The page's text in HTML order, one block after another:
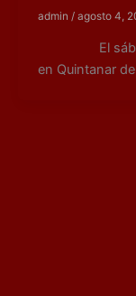
admin / agosto 4,
El sábado
en Quintanar